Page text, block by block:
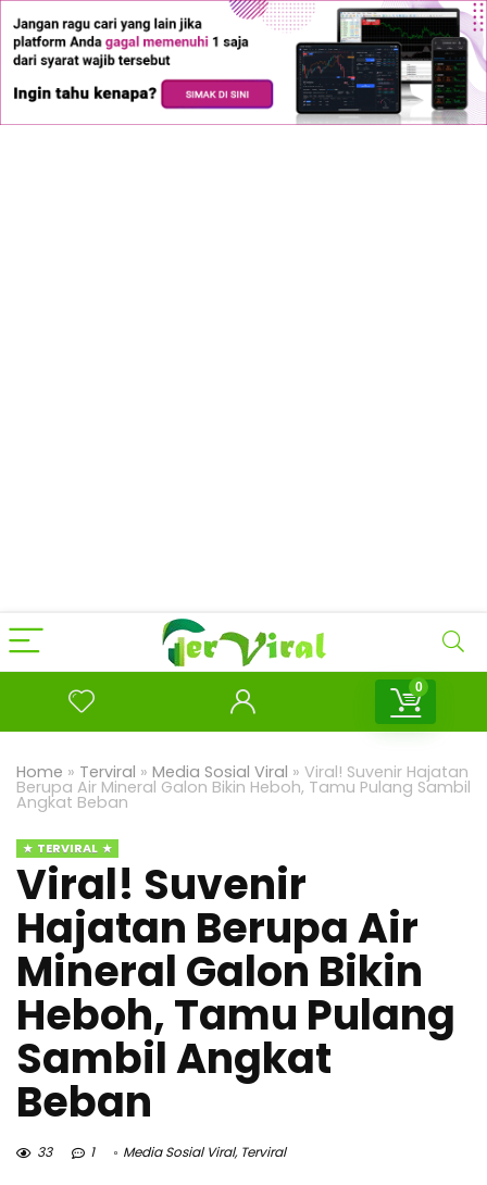
0
Home » Terviral » Media Sosial Viral » Viral! Suvenir Hajatan
Berupa Air Mineral Galon Bikin Heboh, Tamu Pulang Sambil
Angkat Beban
TERVIRAL
Viral! Suvenir
Hajatan Berupa Air
Mineral Galon Bikin
Heboh, Tamu Pulang
Sambil Angkat
Beban
33 1 Media Sosial Viral, Terviral